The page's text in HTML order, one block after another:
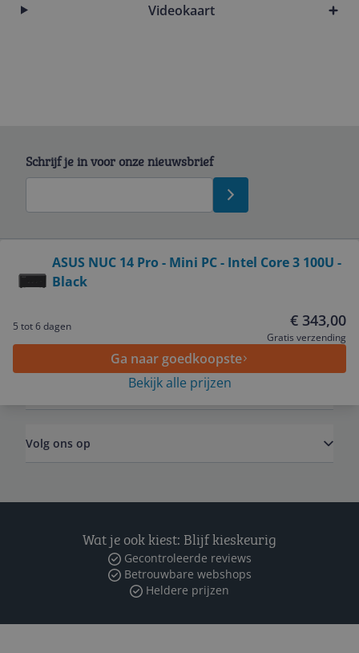
Videokaart
ASUS NUC 14 Pro - Mini PC - Intel Core 3 100U -
Black
5 tot 6 dagen € 343,00
Gratis verzending
Ga naar goedkoopste
Bekijk alle prijzen
Schrijf je in voor onze nieuwsbrief
Service
Algemeen
Volg ons op
Wat je ook kiest: Blijf kieskeurig
Gecontroleerde reviews
Betrouwbare webshops
Heldere prijzen